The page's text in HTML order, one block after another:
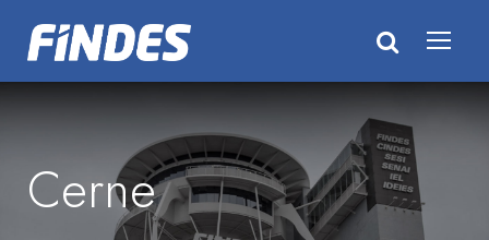
Cerne